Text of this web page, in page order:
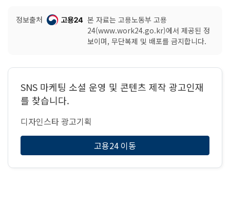
정보출처
본 자료는 고용노동부 고용
24(www.work24.go.kr)에서 제공된 정
보이며, 무단복제 및 배포를 금지합니다.
SNS 마케팅 소셜 운영 및 콘텐츠 제작 광고인재
를 찾습니다.
디자인스타 광고기획
고용24 이동